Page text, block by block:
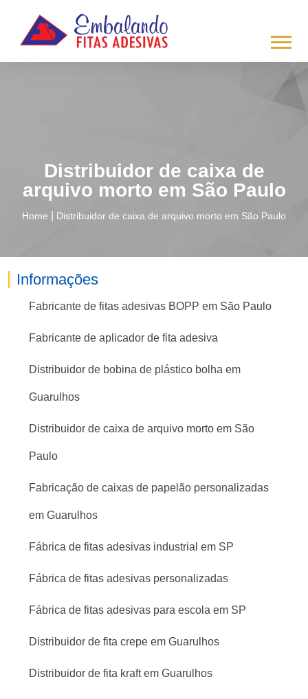
Distribuidor de caixa de
arquivo morto em São Paulo
Home Distribuidor de caixa de arquivo morto em São Paulo
Informações
Fabricante de fitas adesivas BOPP em São Paulo
Fabricante de aplicador de fita adesiva
Distribuidor de bobina de plástico bolha em
Guarulhos
Distribuidor de caixa de arquivo morto em São
Paulo
Fabricação de caixas de papelão personalizadas
em Guarulhos
Fábrica de fitas adesivas industrial em SP
Fábrica de fitas adesivas personalizadas
Fábrica de fitas adesivas para escola em SP
Distribuidor de fita crepe em Guarulhos
Distribuidor de fita kraft em Guarulhos